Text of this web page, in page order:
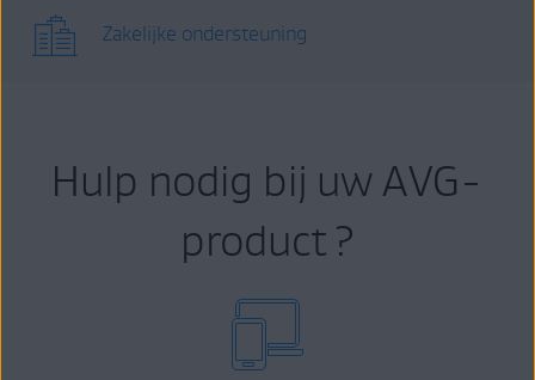
Zakelijke ondersteuning
Hulp nodig bij uw AVG-
product ?